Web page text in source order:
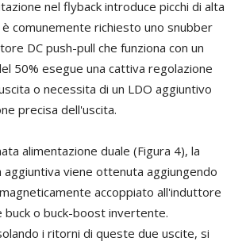
nel flyback introduce picchi di alta
comunemente richiesto uno snubber
DC push-pull che funziona con un
50% esegue una cattiva regolazione
o necessita di un LDO aggiuntivo
precisa dell'uscita.
alimentazione duale (Figura 4), la
aggiuntiva viene ottenuta aggiungendo
accoppiato all'induttore
buck o buck-boost invertente.
i ritorni di queste due uscite, si